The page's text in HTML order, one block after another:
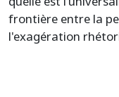
frontière entre la
l'exagération